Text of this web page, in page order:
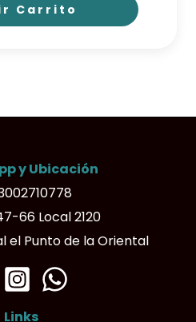
Carrito
y Ubicación
66 Local 2120
el Punto de la Oriental
Links